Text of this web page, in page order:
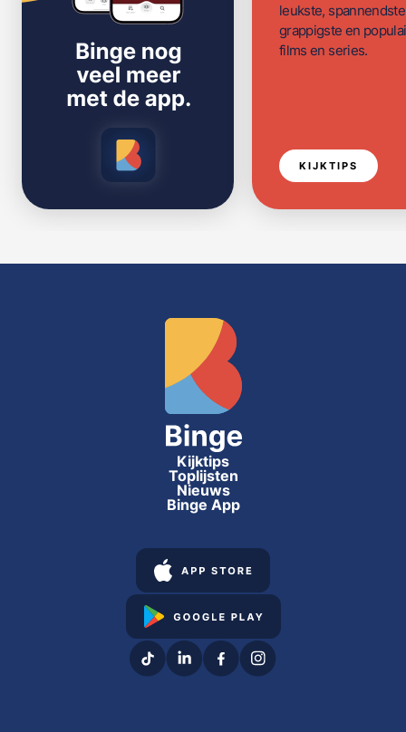
leukste,
grappigste en
films en series.
KIJKTIPS
Kijktips
Toplijsten
Nieuws
Binge App